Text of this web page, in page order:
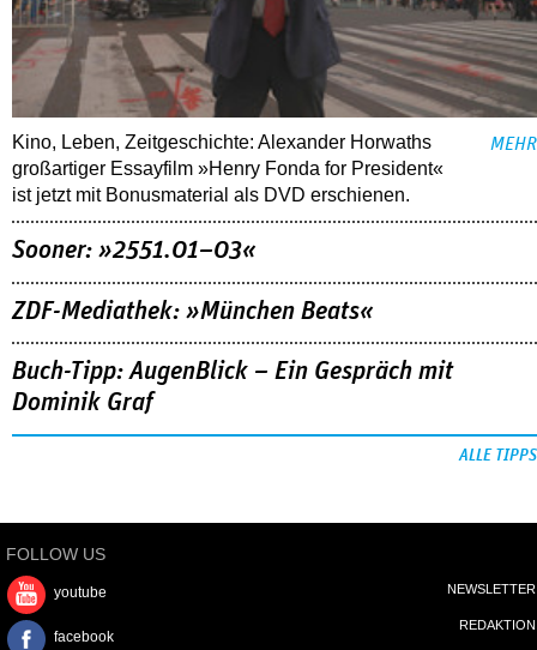
Kino, Leben, Zeitgeschichte: Alexander Horwaths
großartiger Essayfilm »Henry Fonda for President«
ist jetzt mit Bonusmaterial als DVD erschienen.
MEHR
Sooner: »2551.01–03«
ZDF-Mediathek: »München Beats«
Buch-Tipp: AugenBlick – Ein Gespräch mit
Dominik Graf
ALLE TIPPS
FOLLOW US
youtube
facebook
NEWSLETTER
REDAKTION